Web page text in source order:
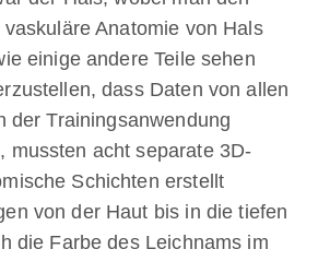
Anatomie von Hals
einige andere Teile sehen
dass Daten von allen
der Trainingsanwendung
mussten acht separate 3D-
Schichten erstellt
von der Haut bis in die tiefen
die Farbe des Leichnams im